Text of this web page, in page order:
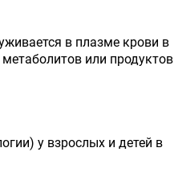
в плазме крови в
или продуктов
у взрослых и детей в